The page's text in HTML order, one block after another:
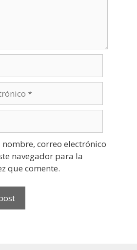
correo electrónico
navegador para la
que comente.